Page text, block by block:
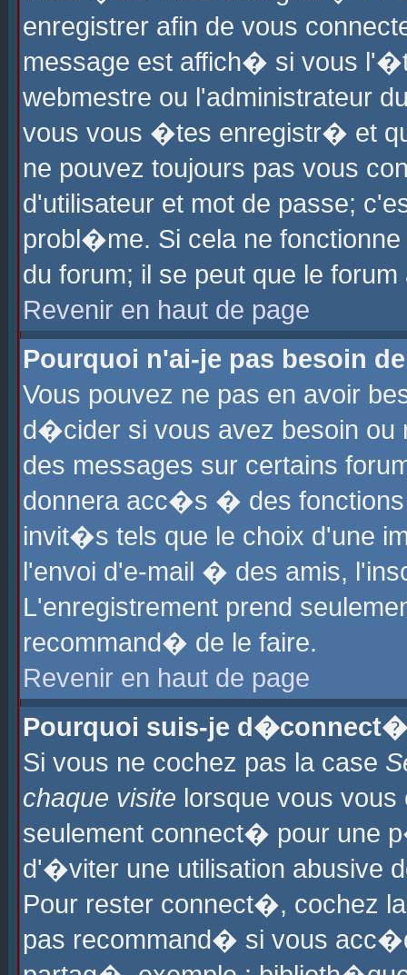
enregistrer afin de vous
message est affich� si vous
webmestre ou l'administrateur
vous vous �tes enregistr� et
ne pouvez toujours pas vous
d'utilisateur et mot de passe;
probl�me. Si cela ne
du forum; il se peut que le
Revenir en haut de page
Pourquoi n'ai-je pas besoin
Vous pouvez ne pas en avoir
d�cider si vous avez besoin ou
des messages sur certains
donnera acc�s � des fonctions
invit�s tels que le choix d'une
l'envoi d'e-mail � des amis,
L'enregistrement prend
recommand� de le faire.
Revenir en haut de page
Pourquoi suis-je
Si vous ne cochez pas la case
chaque visite lorsque vous
seulement connect� pour une
d'�viter une utilisation abusive
Pour rester connect�, cochez
pas recommand� si vous